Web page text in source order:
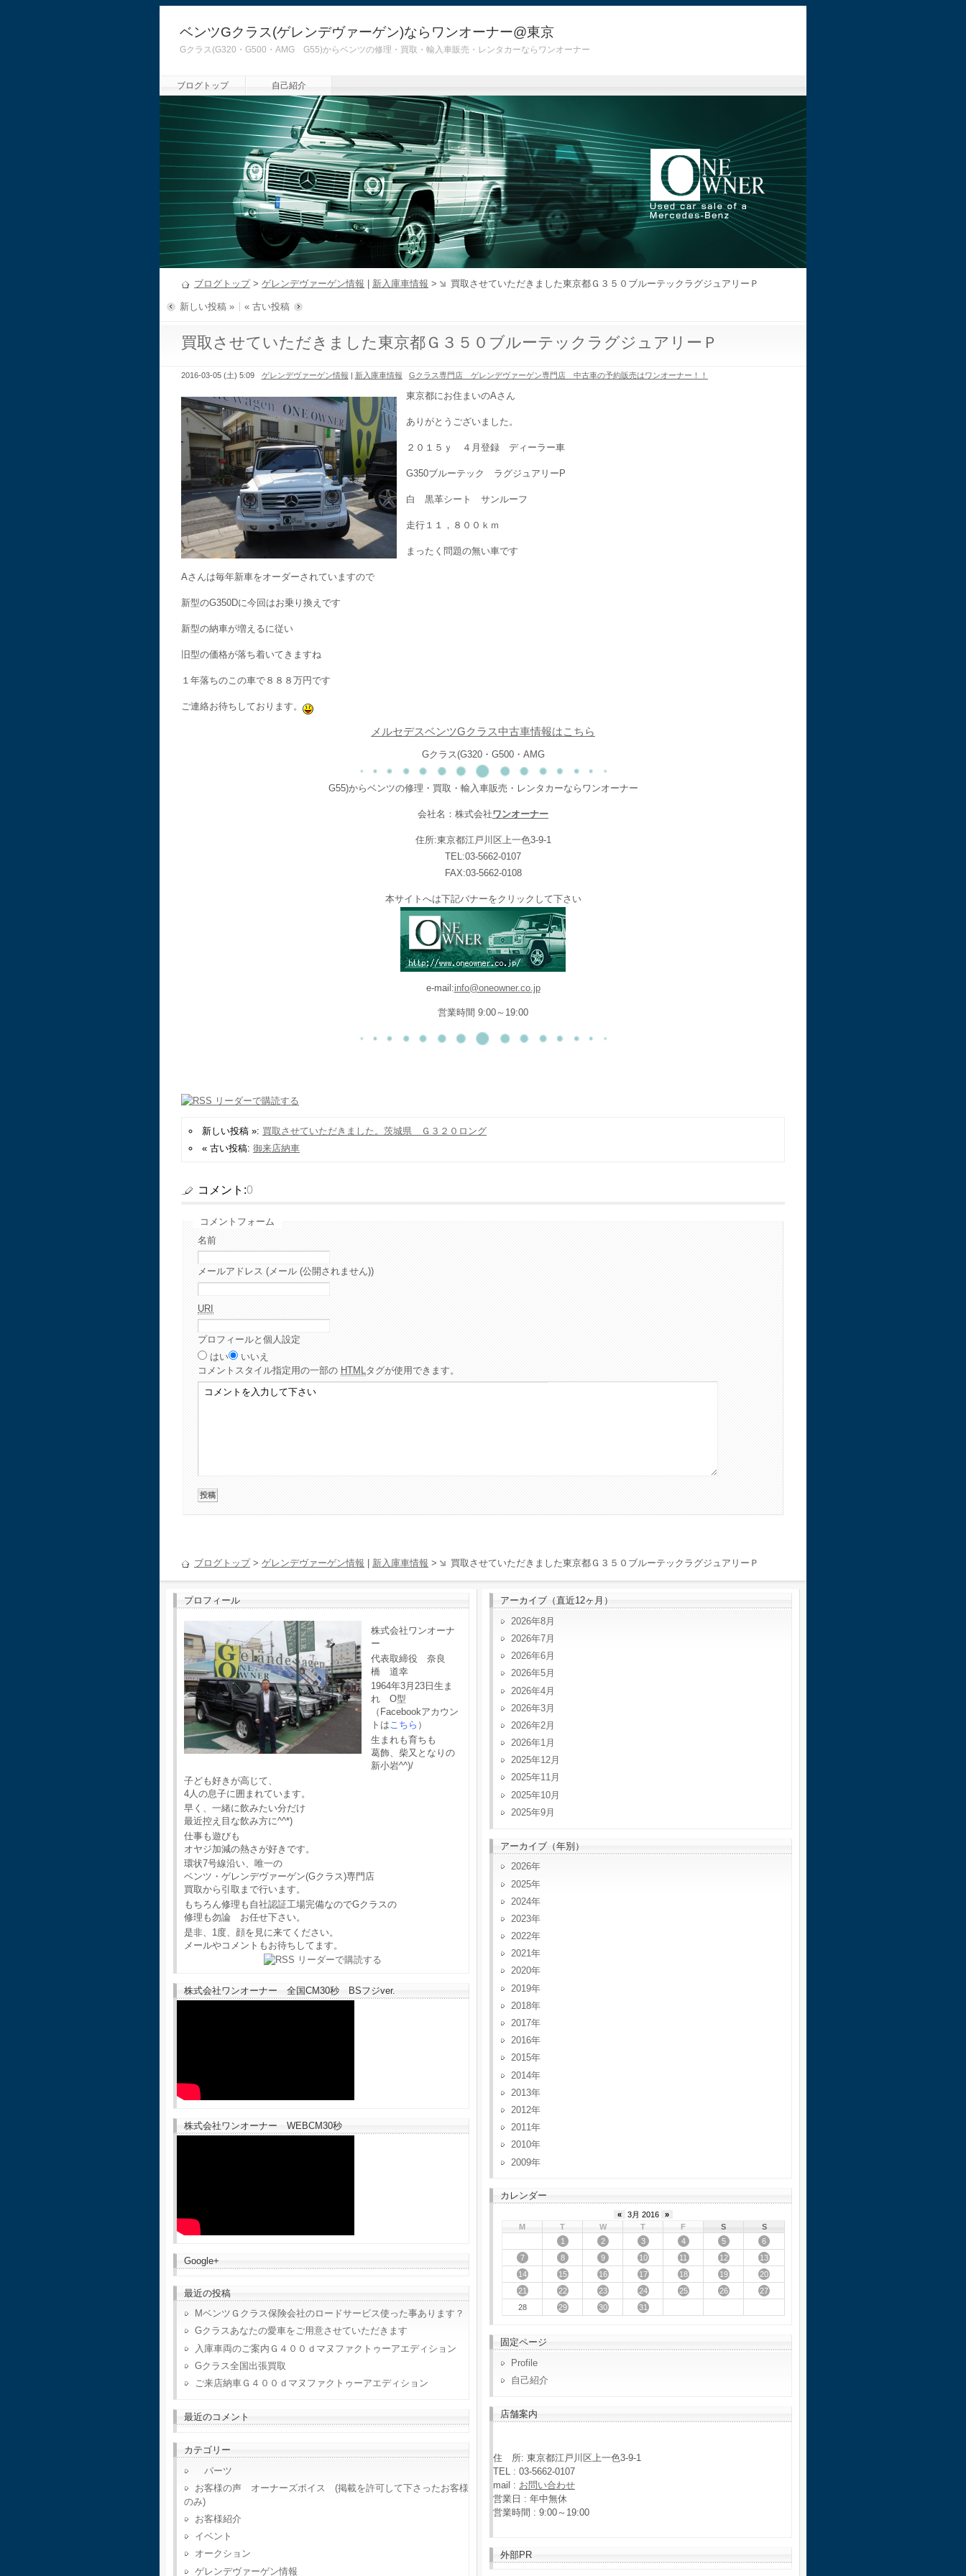
ベンツGクラス(ゲレンデヴァーゲン)ならワンオーナー@東京
Gクラス(G320・G500・AMG G55)からベンツの修理・買取・輸入車販売・レンタカーならワンオーナー
ブログトップ 自己紹介
ブログトップ> ゲレンデヴァーゲン情報 新入庫車情報 > 買取させていただきました東京都Ｇ３５０ブルーテックラグジュアリーＰ
新しい投稿 » « 古い投稿
買取させていただきました東京都Ｇ３５０ブルーテックラグジュアリーＰ
2016-03-05 (土) 5:09 ゲレンデヴァーゲン情報 | 新入庫車情報 Gクラス専門店 ゲレンデヴァーゲン専門店 中古車の予約販売はワンオーナー！！
東京都にお住まいのAさん
ありがとうございました。
２０１５ｙ ４月登録 ディーラー車
G350ブルーテック ラグジュアリーP
白 黒革シート サンルーフ
走行１１，８００ｋｍ
まったく問題の無い車です
Aさんは毎年新車をオーダーされていますので
新型のG350Dに今回はお乗り換えです
新型の納車が増えるに従い
旧型の価格が落ち着いてきますね
１年落ちのこの車で８８８万円です
ご連絡お待ちしております。
メルセデスベンツGクラス中古車情報はこちら
Gクラス(G320・G500・AMG
G55)からベンツの修理・買取・輸入車販売・レンタカーならワンオーナー
会社名：株式会社ワンオーナー
住所:東京都江戸川区上一色3-9-1
TEL:03-5662-0107
FAX:03-5662-0108
本サイトへは下記バナーをクリックして下さい
e-mail:info@oneowner.co.jp
営業時間 9:00～19:00
新しい投稿 »: 買取させていただきました。茨城県 Ｇ３２０ロング
« 古い投稿: 御来店納車
コメント:0
コメントフォーム
名前
メールアドレス (メール (公開されません))
URI
プロフィールと個人設定
はい
いいえ
コメント スタイル指定用の一部の HTMLタグが使用できます。
ブログトップ> ゲレンデヴァーゲン情報 新入庫車情報 > 買取させていただきました東京都Ｇ３５０ブルーテックラグジュアリーＰ
プロフィール
株式会社ワンオーナ
ー
代表取締役 奈良
橋 道幸
1964年3月23日生ま
れ O型
（Facebookアカウン
トはこちら ）
生まれも育ちも
葛飾、柴又となりの
新小岩^^)/
子ども好きが高じて、
4人の息子に囲まれています。
早く、一緒に飲みたい分だけ
最近控え目な飲み方に^^*)
仕事も遊びも
オヤジ加減の熱さが好きです。
環状7号線沿い、唯一の
ベンツ・ゲレンデヴァーゲン(Gクラス)専門店
買取から引取まで行います。
もちろん修理も自社認証工場完備なのでGクラスの
修理も勿論 お任せ下さい。
是非、1度、顔を見に来てください。
メールやコメントもお待ちしてます。
株式会社ワンオーナー 全国CM30秒 BSフジver.
株式会社ワンオーナー WEBCM30秒
Google+
最近の投稿
MベンツＧクラス保険会社のロードサービス使った事あります？
Gクラスあなたの愛車をご用意させていただきます
入庫車両のご案内Ｇ４００ｄマヌファクトゥーアエディション
Gクラス全国出張買取
ご来店納車Ｇ４００ｄマヌファクトゥーアエディション
最近のコメント
カテゴリー
パーツ
お客様の声 オーナーズボイス (掲載を許可して下さったお客様
のみ)
お客様紹介
イベント
オークション
ゲレンデヴァーゲン情報
アーカイブ（直近12ヶ月）
2026年8月
2026年7月
2026年6月
2026年5月
2026年4月
2026年3月
2026年2月
2026年1月
2025年12月
2025年11月
2025年10月
2025年9月
アーカイブ（年別）
2026
2025
2024
2023
2022
2021
2020
2019
2018
2017
2016
2015
2014
2013
2012
2011
2010
2009
カレンダー
« 3月 2016
»
M
T W T F S
S
1
2 3 4 5
6
7
8 9 10 11 12
13
14
15 16 17 18 19
20
21
22 23 24 25 26
27
28
29 30 31
固定ページ
Profile
自己紹介
店舗案内
住 所: 東京都江戸川区上一色3-9-1
TEL : 03-5662-0107
mail : お問い合わせ
営業日 : 年中無休
営業時間 : 9:00～19:00
外部PR